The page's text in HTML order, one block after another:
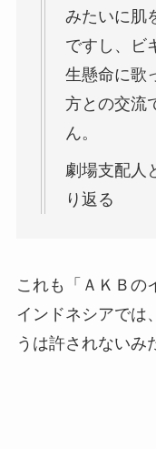
みたいに肌
ですし、ビ
生懸命に歌
方との交流
ん。
劇場支配人
り返る
これも「ＡＫＢの
インドネシアでは
うは許されないみ